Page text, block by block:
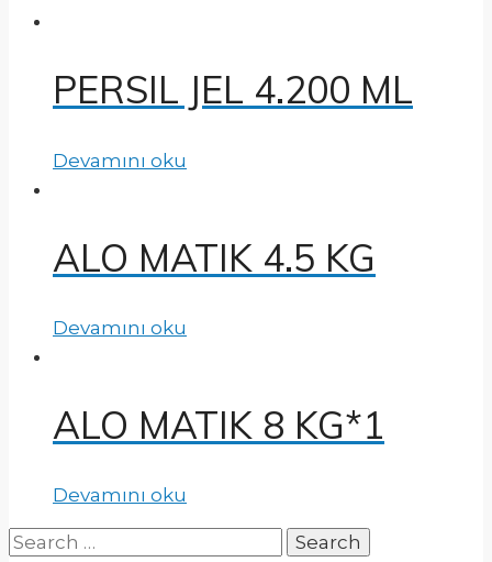
PERSIL JEL 4.200 ML
Devamını oku
ALO MATIK 4.5 KG
Devamını oku
ALO MATIK 8 KG*1
Devamını oku
Search